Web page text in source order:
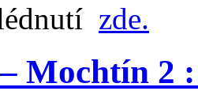
zde.
Mochtín 2